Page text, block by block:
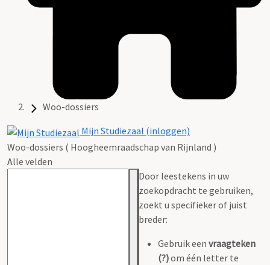
Woo-dossiers
Mijn Studiezaal (inloggen)
Woo-dossiers ( Hoogheemraadschap van Rijnland )
Alle velden
Door leestekens in uw
zoekopdracht te gebruiken,
zoekt u specifieker of juist
breder:
Gebruik een vraagteken
(?)om één letter te